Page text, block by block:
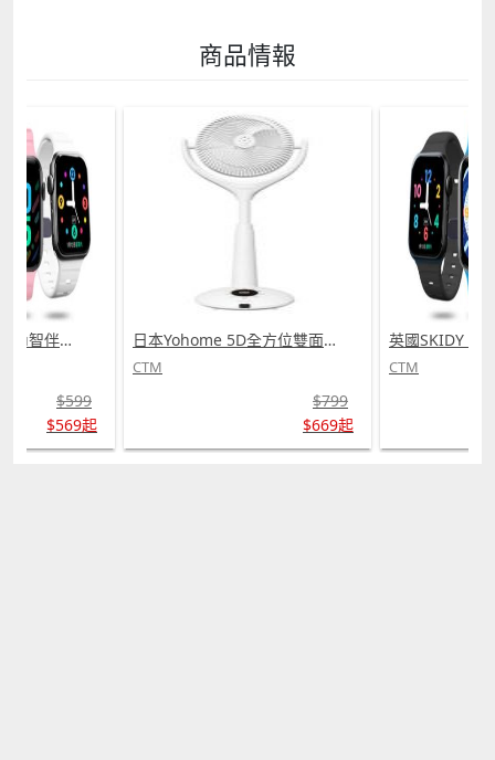
商品情報
英國SKIDY SmartEdu智伴高清流暢五重定位遠控180°旋攝雙向視頻海外適配兒童智能手錶PRO (需訂貨)
$599
$569起
日本Yohome 5D全方位雙面雙葉對流淨化智能語音伸縮循環扇 PRO (需訂貨)
CTM
$799
$669起
CTM